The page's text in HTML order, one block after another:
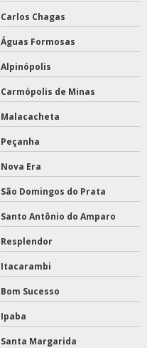
Carlos Chagas
Águas Formosas
Alpinópolis
Carmópolis de Minas
Malacacheta
Peçanha
Nova Era
São Domingos do Prata
Santo Antônio do Amparo
Resplendor
Itacarambi
Bom Sucesso
Ipaba
Santa Margarida